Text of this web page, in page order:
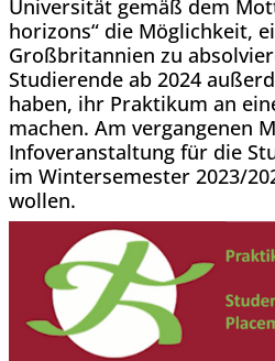
Universität gemäß dem
horizons“ die Möglichkeit,
Großbritannien zu
Studierende ab 2024
haben, ihr Praktikum an
machen. Am vergangenen
Infoveranstaltung für die
im Wintersemester 2023/
wollen.